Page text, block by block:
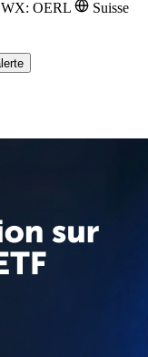
OERL
Suisse